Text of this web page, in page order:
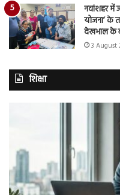
नवांशहर में
योजना’ के
देखभाल के
3 August
शिक्षा